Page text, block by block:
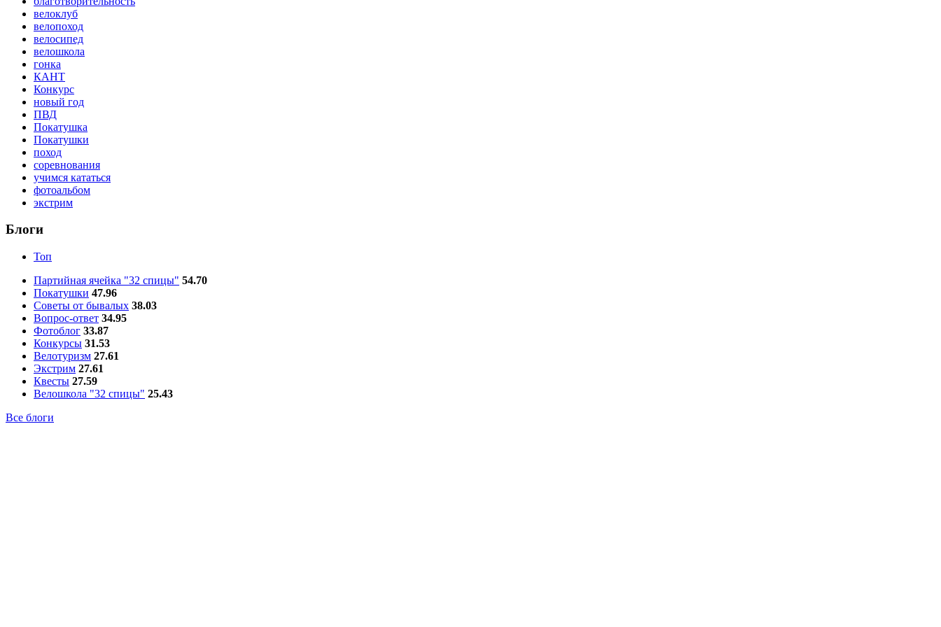
велоклуб
велопоход
велосипед
велошкола
гонка
КАНТ
Конкурс
новый год
ПВД
Покатушка
Покатушки
поход
соревнования
учимся кататься
фотоальбом
экстрим
Блоги
Топ
Партийная ячейка "32 спицы" 54.70
Покатушки 47.96
Советы от бывалых 38.03
Вопрос-ответ 34.95
Фотоблог 33.87
Конкурсы 31.53
Велотуризм 27.61
Экстрим 27.61
Квесты 27.59
Велошкола "32 спицы" 25.43
Все блоги